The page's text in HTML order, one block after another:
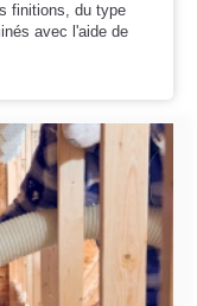
finitions, du type
avec l'aide de